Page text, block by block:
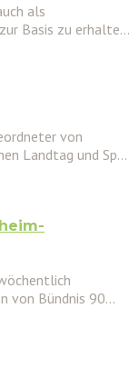
als
Basis zu erhalte...
von
Landtag und Sp...
von Bündnis 90...